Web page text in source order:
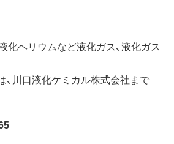
化ヘリウムなど液化ガス、液化ガス
、川口液化ケミカル株式会社まで